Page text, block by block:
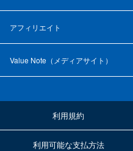
アフィリエイト
Value Note（ メディアサイト ）
利用規約
利用可能な支払方法